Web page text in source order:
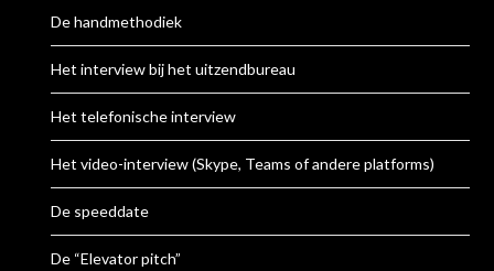
De handmethodiek
Het interview bij het uitzendbureau
Het telefonische interview
Het video-interview (Skype, Teams of andere platforms)
De speeddate
De “Elevator pitch”